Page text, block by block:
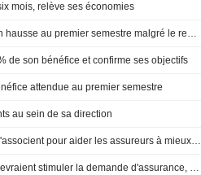
mois, relève ses économies
Swiss Re affiche un bénéfice net en hausse au premier semestre malgré le repli de ses revenus d'assurance
de son bénéfice et confirme ses objectifs
attendue au premier semestre
au sein de sa direction
SAS Institute Inc. et Swiss Re Ltd. s'associent pour aider les assureurs à mieux gérer les risques
Les incendies de forêt en Europe devraient stimuler la demande d'assurance, selon Swiss Re